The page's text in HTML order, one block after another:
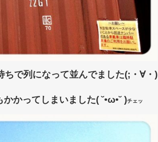
で列になって並んでました(;・∀・)
かってしまいました( ˘•ω•˘ )チェッ